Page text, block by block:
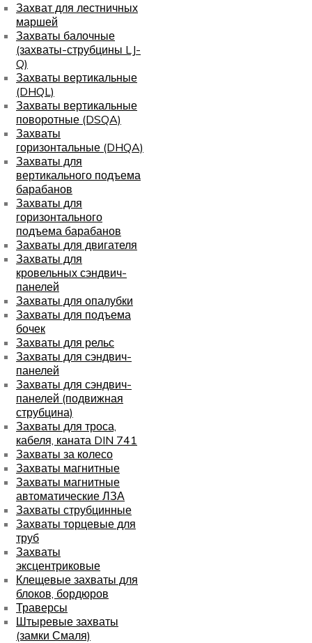
Захват для лестничных
маршей
Захваты балочные
(захваты-струбцины LJ-
Q)
Захваты вертикальные
(DHQL)
Захваты вертикальные
поворотные (DSQA)
Захваты
горизонтальные (DHQA)
Захваты для
вертикального подъема
барабанов
Захваты для
горизонтального
подъема барабанов
Захваты для двигателя
Захваты для
кровельных сэндвич-
панелей
Захваты для опалубки
Захваты для подъема
бочек
Захваты для рельс
Захваты для сэндвич-
панелей
Захваты для сэндвич-
панелей (подвижная
струбцина)
Захваты для троса,
кабеля, каната DIN 741
Захваты за колесо
Захваты магнитные
Захваты магнитные
автоматические ЛЗА
Захваты струбцинные
Захваты торцевые для
труб
Захваты
эксцентриковые
Клещевые захваты для
блоков, бордюров
Траверсы
Штыревые захваты
(замки Смаля)